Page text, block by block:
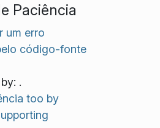
Paciência
um erro
código-fonte
.
too by